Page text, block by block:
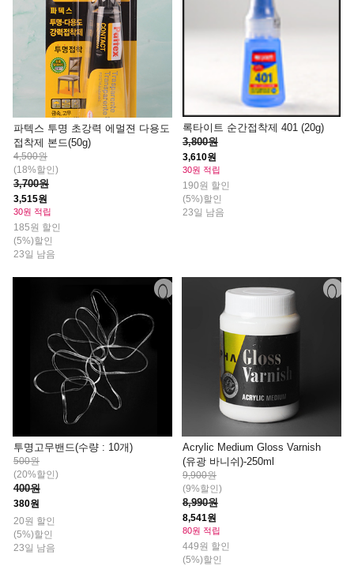
파텍스 투명 초강력 에멀젼 다용도
접착제 본드(50g)
4,500원
(18%할인)
3,700원
3,515원
30원 적립
185원 할인
(5%)할인
23일 남음
록타이트 순간접착제 401 (20g)
3,800원
3,610원
30원 적립
190원 할인
(5%)할인
23일 남음
투명고무밴드(수량 : 10개)
500원
(20%할인)
400원
380원
20원 할인
(5%)할인
23일 남음
Acrylic Medium Gloss Varnish
(유광 바니쉬)-250ml
9,900원
(9%할인)
8,990원
8,541원
80원 적립
449원 할인
(5%)할인